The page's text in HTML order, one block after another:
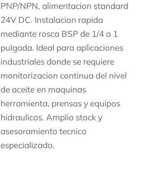
PNP/NPN, alimentacion standard
24V DC. Instalacion rapida
mediante rosca BSP de 1/4 a 1
pulgada. Ideal para aplicaciones
industriales donde se requiere
monitorizacion continua del nivel
de aceite en maquinas
herramienta, prensas y equipos
hidraulicos. Amplio stock y
asesoramiento tecnico
especializado.